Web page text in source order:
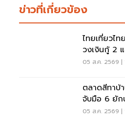
ข่าวที่เกี่ยวข้อง
ไทยเที่ยวไ
วงเงินกู้ 2
1,750 -
05 ส.ค. 2569 |
ตลาดสีทาบ้
จับมือ 6 ยัก
05 ส.ค. 2569 |